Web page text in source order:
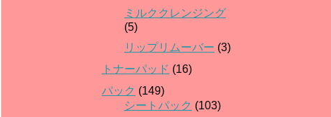
ミルククレンジング
(5)
リップリムーバー (3)
トナーパッド (16)
パック (149)
シートパック (103)